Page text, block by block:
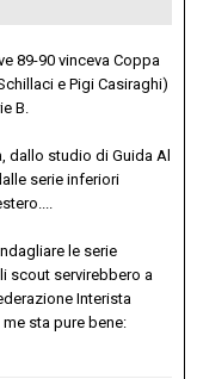
89-90 vinceva Coppa
e Pigi Casiraghi)
B.
dallo studio di Guida Al
serie inferiori
le serie
scout servirebbero a
Interista
sta pure bene: